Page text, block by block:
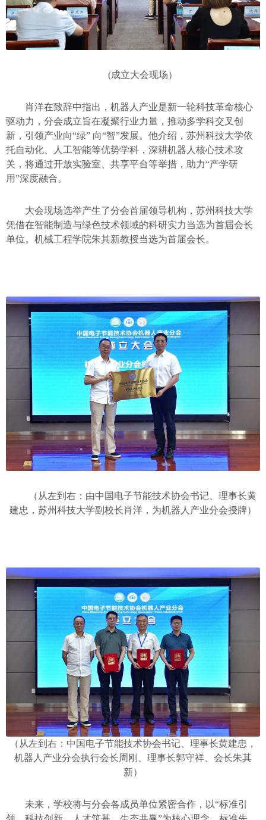
(成立大会现场）
肖洋在致辞中指出，机器人产业是新一轮科技革命核心
驱动力，分会成立旨在凝聚行业力量，推动多学科交叉创
新，引领产业向“绿” 向“智”发展。他介绍，苏州科技大学依
托自动化、人工智能等优势学科，深耕机器人核心技术攻
关，将通过开放实验室、共享平台等举措，助力“产学研
用”深度融合。
大会现场选举产生了分会首届领导机构，苏州科技大学
凭借在智能制造与绿色技术领域的科研实力当选为首届会长
单位。机械工程学院朱其新教授当选为首届会长。
（从左到右：由中国电子节能技术协会书记、理事长黄
建忠，苏州科技大学副校长肖洋，为机器人产业分会授牌）
（从左到右：中国电子节能技术协会书记、理事长黄建忠，
机器人产业分会执行会长周刚、理事长郭守祥、会长朱其
新）
未来，学校将与分会各成员单位紧密合作，以“标准引